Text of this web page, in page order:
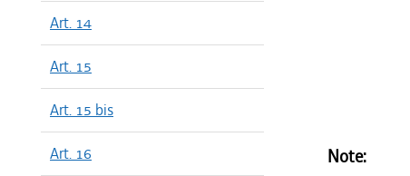
Art. 14
Art. 15
Art. 15 bis
Art. 16
Note: